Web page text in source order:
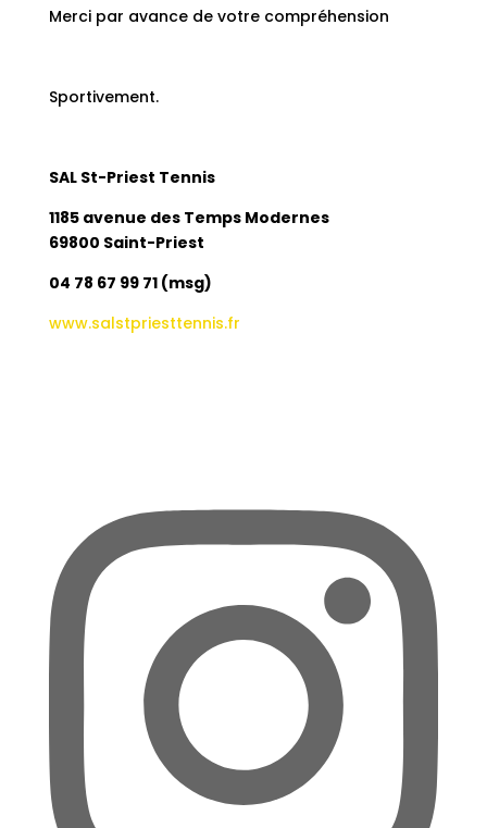
Merci par avance de votre compréhension
Sportivement.
SAL St-Priest Tennis
1185 avenue des Temps Modernes
69800 Saint-Priest
04 78 67 99 71 (msg)
www.salstpriesttennis.fr